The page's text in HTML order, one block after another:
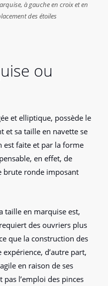
à gauche en croix et en
des étoiles
ou
et elliptique, possède le
et sa taille en navette se
est faite et par la forme
en effet, de
brute ronde imposant
taille en marquise est,
des ouvriers plus
que la construction des
d’autre part,
en raison de ses
pas l’emploi des pinces